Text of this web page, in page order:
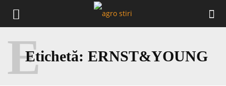
Etichetă: ERNST&YOUNG
E